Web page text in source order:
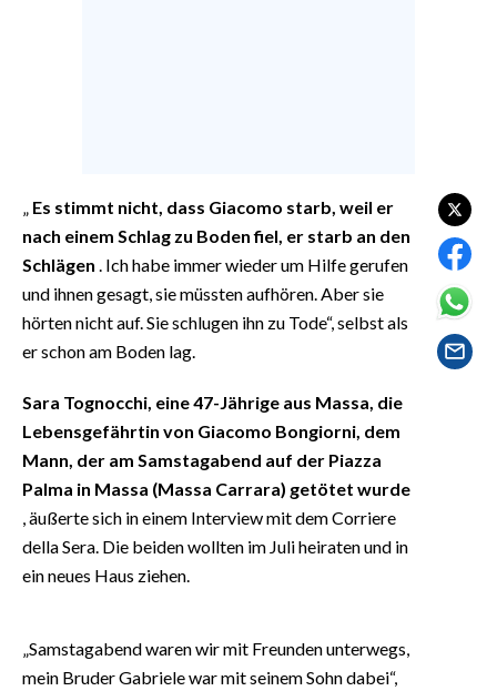
FOTO
VIDEO
ABBONATI
NECROLOGI
SPIAGGE
STORE
Es stimmt nicht, dass Giacomo starb, weil er
nach einem Schlag zu Boden fiel, er starb an den
Schlägen . Ich habe immer wieder um Hilfe gerufen
und ihnen gesagt, sie müssten aufhören. Aber sie
hörten nicht auf. Sie schlugen ihn zu Tode“, selbst als
er schon am Boden lag.
Sara Tognocchi, eine 47-Jährige aus Massa, die
Lebensgefährtin von Giacomo Bongiorni, dem
Mann, der am Samstagabend auf der Piazza
Palma in Massa (Massa Carrara) getötet wurde
, äußerte sich in einem Interview mit dem Corriere
della Sera. Die beiden wollten im Juli heiraten und in
ein neues Haus ziehen.
„Samstagabend waren wir mit Freunden unterwegs,
mein Bruder Gabriele war mit seinem Sohn dabei“,